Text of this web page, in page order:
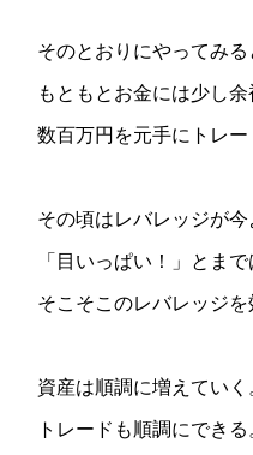
そのとおりにやってみる
もともとお金には少し余
数百万円を元手にトレー
その頃はレバレッジが今
「目いっぱい！」とまで
そこそこのレバレッジを
資産は順調に増えていく
トレードも順調にできる